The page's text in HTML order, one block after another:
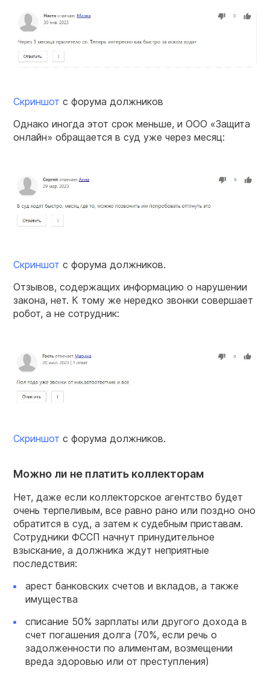
Скриншот с форума должников
Однако иногда этот срок меньше, и ООО «Защита
онлайн» обращается в суд уже через месяц:
Скриншот с форума должников.
Отзывов, содержащих информацию о нарушении
закона, нет. К тому же нередко звонки совершает
робот, а не сотрудник:
Скриншот с форума должников.
Можно ли не платить коллекторам
Нет, даже если коллекторское агентство будет
очень терпеливым, все равно рано или поздно оно
обратится в суд, а затем к судебным приставам.
Сотрудники ФССП начнут принудительное
взыскание, а должника ждут неприятные
последствия:
арест банковских счетов и вкладов, а также
имущества
списание 50% зарплаты или другого дохода в
счет погашения долга (70%, если речь о
задолженности по алиментам, возмещении
вреда здоровью или от преступления)